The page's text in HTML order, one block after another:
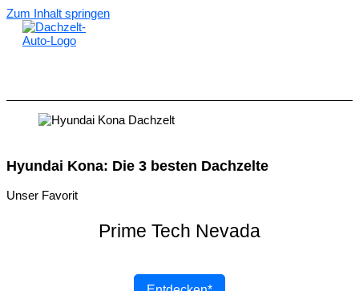
Zum Inhalt springen
Hyundai Kona: Die 3 besten Dachzelte
Unser Favorit
Prime Tech Nevada